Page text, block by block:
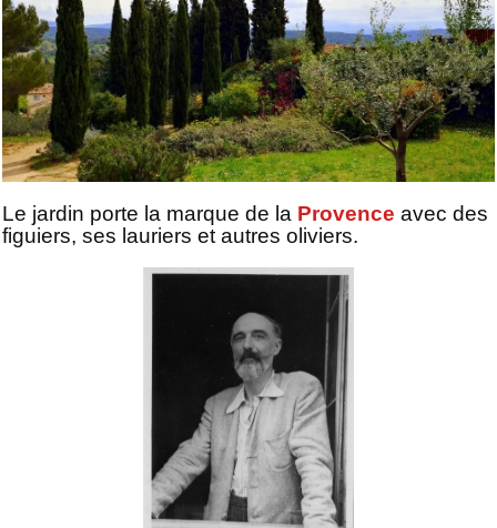
Le jardin porte la marque de la Provence avec des
figuiers, ses lauriers et autres oliviers.